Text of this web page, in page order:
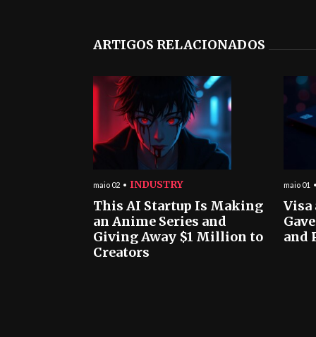
ARTIGOS RELACIONADOS
maio 02 INDUSTRY
This AI Startup Is Making
an Anime Series and
Giving Away $1 Million to
Creators
maio 01
Visa
and